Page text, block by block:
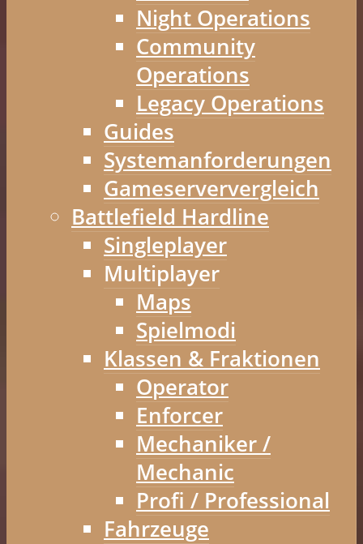
Night Operations
Community
Operations
Legacy Operations
Guides
Systemanforderungen
Gameserververgleich
Battlefield Hardline
Singleplayer
Multiplayer
Maps
Spielmodi
Klassen & Fraktionen
Operator
Enforcer
Mechaniker /
Mechanic
Profi / Professional
Fahrzeuge